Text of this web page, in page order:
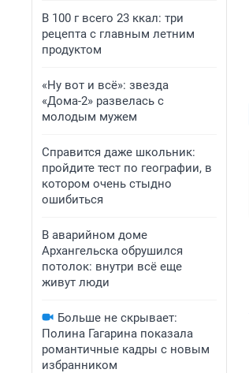
В 100 г всего 23 ккал: три
рецепта с главным летним
продуктом
«Ну вот и всё»: звезда
«Дома-2» развелась с
молодым мужем
Справится даже школьник:
пройдите тест по географии, в
котором очень стыдно
ошибиться
В аварийном доме
Архангельска обрушился
потолок: внутри всё еще
живут люди
Больше не скрывает:
Полина Гагарина показала
романтичные кадры с новым
избранником